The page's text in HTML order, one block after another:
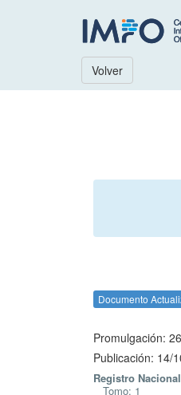
Volver
Documento
Promulgación:
Publicación: 14/
Registro
Tomo: 1